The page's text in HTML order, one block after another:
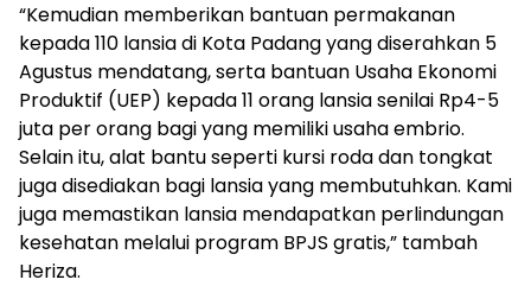
“Kemudian memberikan bantuan permakanan
kepada 110 lansia di Kota Padang yang diserahkan 5
Agustus mendatang, serta bantuan Usaha Ekonomi
Produktif (UEP) kepada 11 orang lansia senilai Rp4-5
juta per orang bagi yang memiliki usaha embrio.
Selain itu, alat bantu seperti kursi roda dan tongkat
juga disediakan bagi lansia yang membutuhkan. Kami
juga memastikan lansia mendapatkan perlindungan
kesehatan melalui program BPJS gratis,” tambah
Heriza.